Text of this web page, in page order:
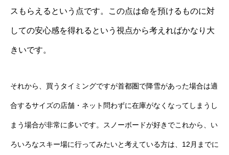
スもらえるという点です。この点は命を預けるものに対
しての安心感を得れるという視点から考えればかなり大
きいです。
それから、買うタイミングですが首都圏で降雪があった場合は適
合するサイズの店舗・ネット問わずに在庫がなくなってしまうし
まう場合が非常に多いです。スノーボードが好きでこれから、い
ろいろなスキー場に行ってみたいと考えている方は、12月までに